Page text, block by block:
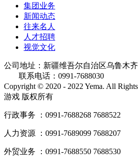
集团业务
新闻动态
往来名人
人才招聘
视觉文化
公司地址：新疆维吾尔自治区乌鲁木
联系电话：0991-7688030
Copyright © 2020 - 2022 Yema. All
游戏 版权所有
行政事务 ：0991-7688268 7688522
人力资源 ：0991-7689099 7688207
外贸业务 ：0991-7688550 7688530